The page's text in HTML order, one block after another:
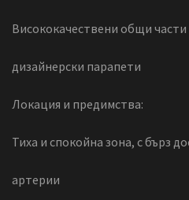
Висококачествени общи части
дизайнерски парапети
Локация и предимства:
Тиха и спокойна зона, с бърз
артерии